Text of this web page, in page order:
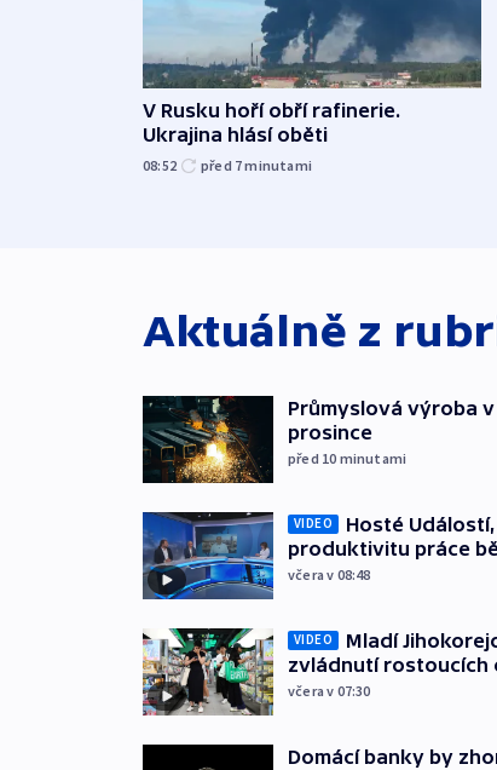
V Rusku hoří obří rafinerie.
Ukrajina hlásí oběti
08:52 před 7minutami
Aktuálně z
Průmyslová výroba
prosince
před 10 minutami
VIDEO
Hosté
produktivitu práce
včera v 08:48
VIDEO
Mladí
zvládnutí rostoucích
včera v 07:30
Domácí banky by